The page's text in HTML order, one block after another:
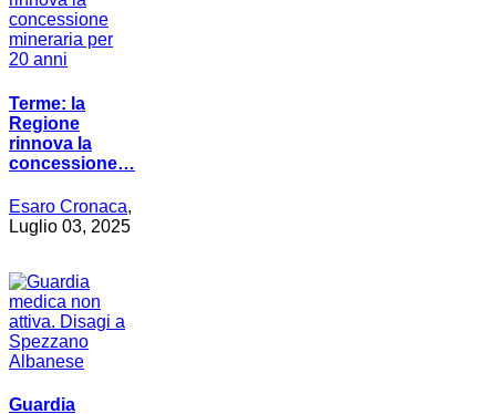
Terme: la
Regione
rinnova la
concessione…
Esaro Cronaca,
Luglio 03, 2025
Guardia